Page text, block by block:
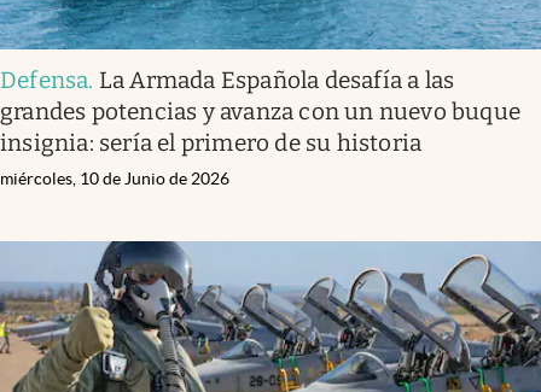
Defensa. La Armada Española desafía a las
grandes potencias y avanza con un nuevo buque
insignia: sería el primero de su historia
miércoles, 10 de Junio de 2026